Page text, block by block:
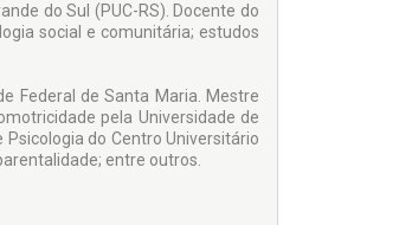
do Sul (PUC-RS). Docente do
social e comunitária; estudos
Federal de Santa Maria. Mestre
pela Universidade de
Psicologia do Centro Universitário
entre outros.